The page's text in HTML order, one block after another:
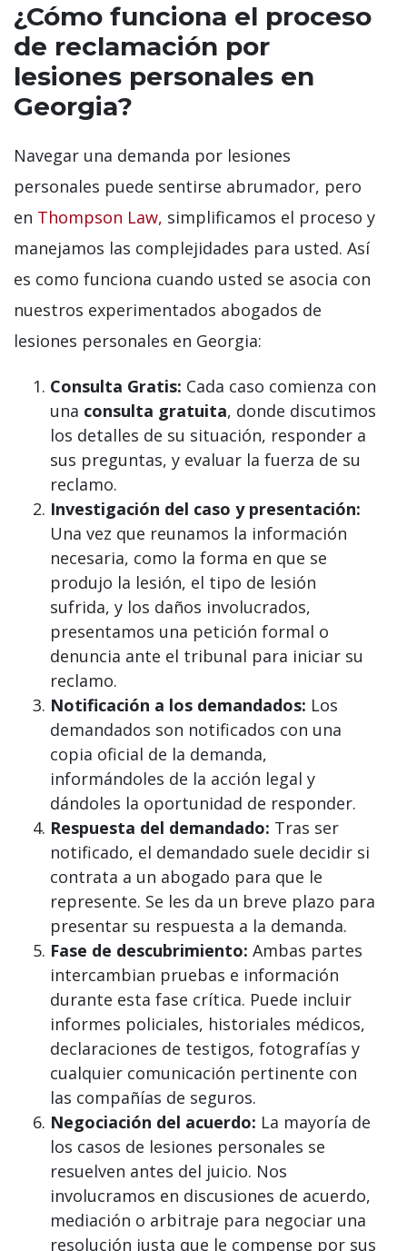
¿Cómo funciona el proceso
de reclamación por
lesiones personales en
Georgia?
Navegar una demanda por lesiones
personales puede sentirse abrumador, pero
en Thompson Law, simplificamos el proceso y
manejamos las complejidades para usted. Así
es como funciona cuando usted se asocia con
nuestros experimentados abogados de
lesiones personales en Georgia:
Consulta Gratis: Cada caso comienza con
una consulta gratuita, donde discutimos
los detalles de su situación, responder a
sus preguntas, y evaluar la fuerza de su
reclamo.
Investigación del caso y presentación:
Una vez que reunamos la información
necesaria, como la forma en que se
produjo la lesión, el tipo de lesión
sufrida, y los daños involucrados,
presentamos una petición formal o
denuncia ante el tribunal para iniciar su
reclamo.
Notificación a los demandados: Los
demandados son notificados con una
copia oficial de la demanda,
informándoles de la acción legal y
dándoles la oportunidad de responder.
Respuesta del demandado: Tras ser
notificado, el demandado suele decidir si
contrata a un abogado para que le
represente. Se les da un breve plazo para
presentar su respuesta a la demanda.
Fase de descubrimiento: Ambas partes
intercambian pruebas e información
durante esta fase crítica. Puede incluir
informes policiales, historiales médicos,
declaraciones de testigos, fotografías y
cualquier comunicación pertinente con
las compañías de seguros.
Negociación del acuerdo: La mayoría de
los casos de lesiones personales se
resuelven antes del juicio. Nos
involucramos en discusiones de acuerdo,
mediación o arbitraje para negociar una
resolución justa que le compense por sus